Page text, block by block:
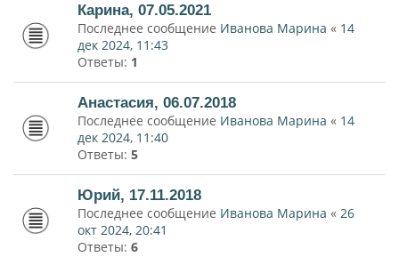
Карина, 07.05.2021
Последнее сообщение Иванова Марина « 14
дек 2024, 11:43
Ответы: 1
Анастасия, 06.07.2018
Последнее сообщение Иванова Марина « 14
дек 2024, 11:40
Ответы: 5
Юрий, 17.11.2018
Последнее сообщение Иванова Марина « 26
окт 2024, 20:41
Ответы: 6